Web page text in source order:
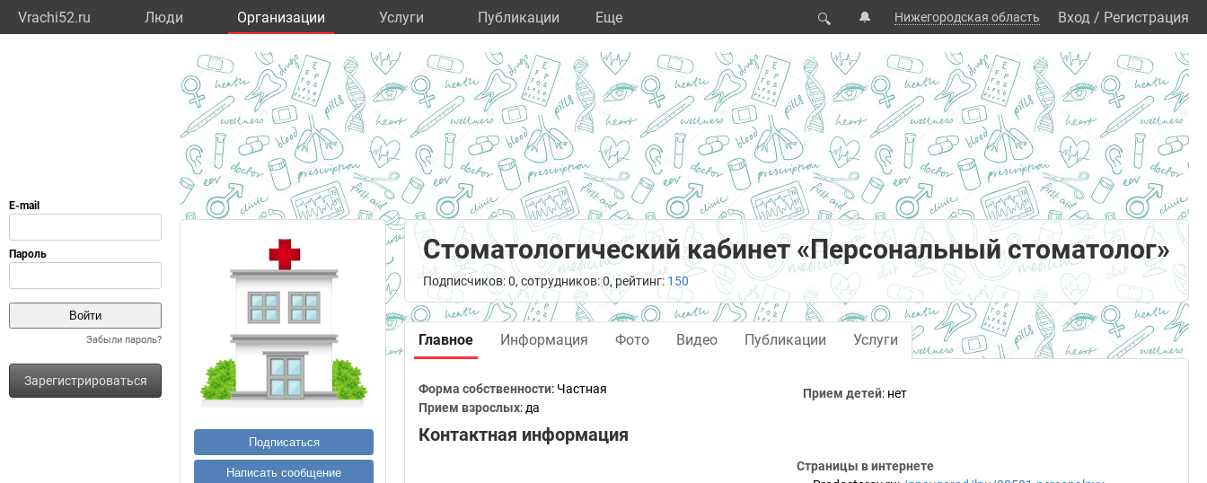
Vrachi52.ru Люди Организации Услуги Публикации Eще 🔍 🔔 Нижегородская область Вход / Регистрация
Забыли пароль?
Зарегистрироваться
Подписаться
Написать сообщение
Стоматологический кабинет «Персональный стоматолог»
Подписчиков: 0, сотрудников: 0, рейтинг: 150
Главное Информация Фото Видео Публикации Услуги
Форма собственности: Частная
Прием взрослых: да
Прием детей: нет
Контактная информация
Страницы в интернете